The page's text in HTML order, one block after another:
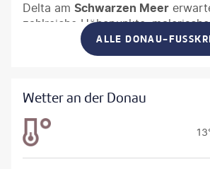
Delta am Schwarzen Meer
zahlreiche Höhepunkte:
Regensburg
,Wien,Bratislava
UNESCO-Welterbestätten,
bis zur Puszta.
ALLE DONAU-
Wetter an der Donau